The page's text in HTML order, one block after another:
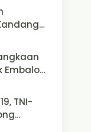
warga
Aman
Embaloh
TNI-